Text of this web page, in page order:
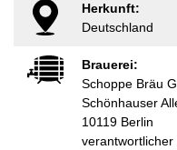
Herkunft:
Deutschland
Brauerei:
Schoppe Bräu
Schönhauser
10119 Berlin